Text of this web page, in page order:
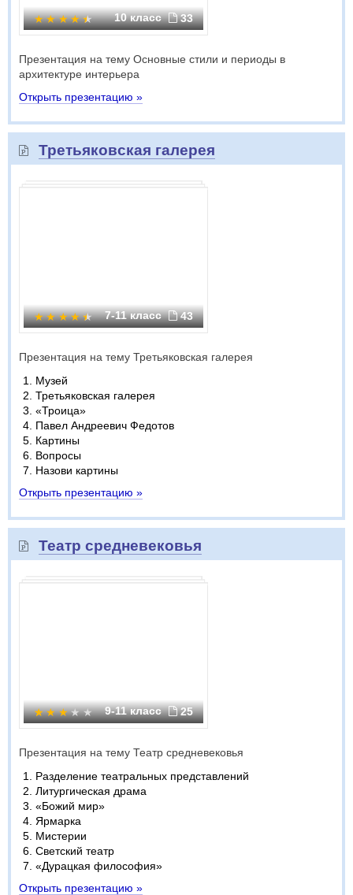
10 класс 33
Презентация на тему Основные стили и периоды в
архитектуре интерьера
Открыть презентацию »
Третьяковская галерея
7-11 класс 43
Презентация на тему Третьяковская галерея
Музей
Третьяковская галерея
«Троица»
Павел Андреевич Федотов
Картины
Вопросы
Назови картины
Открыть презентацию »
Театр средневековья
9-11 класс 25
Презентация на тему Театр средневековья
Разделение театральных представлений
Литургическая драма
«Божий мир»
Ярмарка
Мистерии
Светский театр
«Дурацкая философия»
Открыть презентацию »